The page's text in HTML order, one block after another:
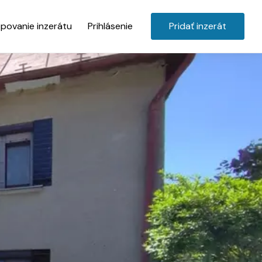
inzerátu Prihlásenie Pridať inzerát